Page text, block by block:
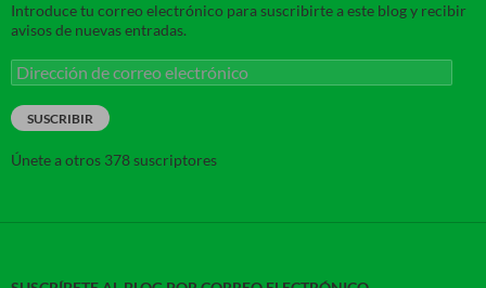
Introduce tu correo electrónico para suscribirte a este blog y recibir
avisos de nuevas entradas.
Dirección
de
correo
electrónico
SUSCRIBIR
Únete a otros 378 suscriptores